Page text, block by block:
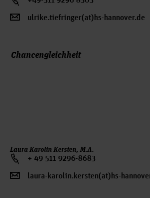
ulrike.tiefringer(at)hs-hannover.de
Chancengleichheit
Laura Karolin Kersten, M.A.
+ 49 511 9296-8683
laura-karolin.kersten(at)hs-